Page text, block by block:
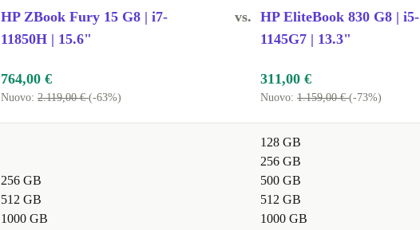
HP ZBook Fury 15 G8 | i7-
11850H | 15.6"
vs. HP EliteBook 830 G8 | i5-
1145G7 | 13.3"
764,00 €
Nuovo: 2.119,00 €(-63%)
311,00 €
Nuovo: 1.159,00 €(-73%)
256 GB
512 GB
1000 GB
128 GB
256 GB
500 GB
512 GB
1000 GB